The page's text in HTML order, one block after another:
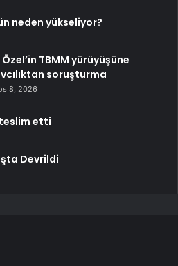
neden yükseliyor?
TBMM yürüyüşüne
soruşturma
8, 2026
teslim etti
Devrildi